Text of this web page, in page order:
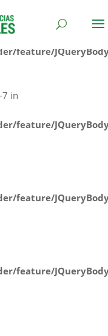
in
feature/
7 in
feature/
feature/
feature/